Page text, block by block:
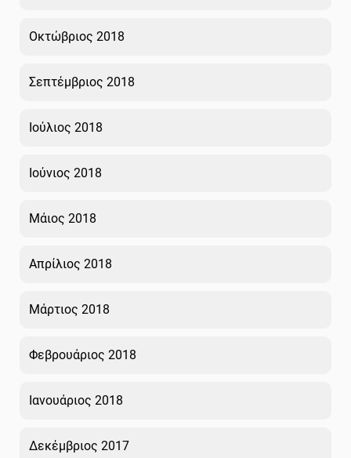
Οκτώβριος 2018
Σεπτέμβριος 2018
Ιούλιος 2018
Ιούνιος 2018
Μάιος 2018
Απρίλιος 2018
Μάρτιος 2018
Φεβρουάριος 2018
Ιανουάριος 2018
Δεκέμβριος 2017